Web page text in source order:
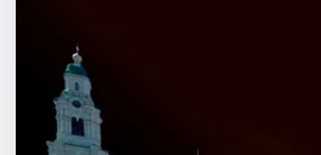
Спорт
События